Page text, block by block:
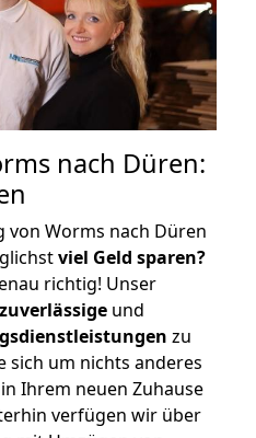
nach Düren:
von Worms nach Düren
viel Geld sparen?
richtig! Unser
zuverlässige und
zu
sich um nichts anderes
Ihrem neuen Zuhause
verfügen wir über